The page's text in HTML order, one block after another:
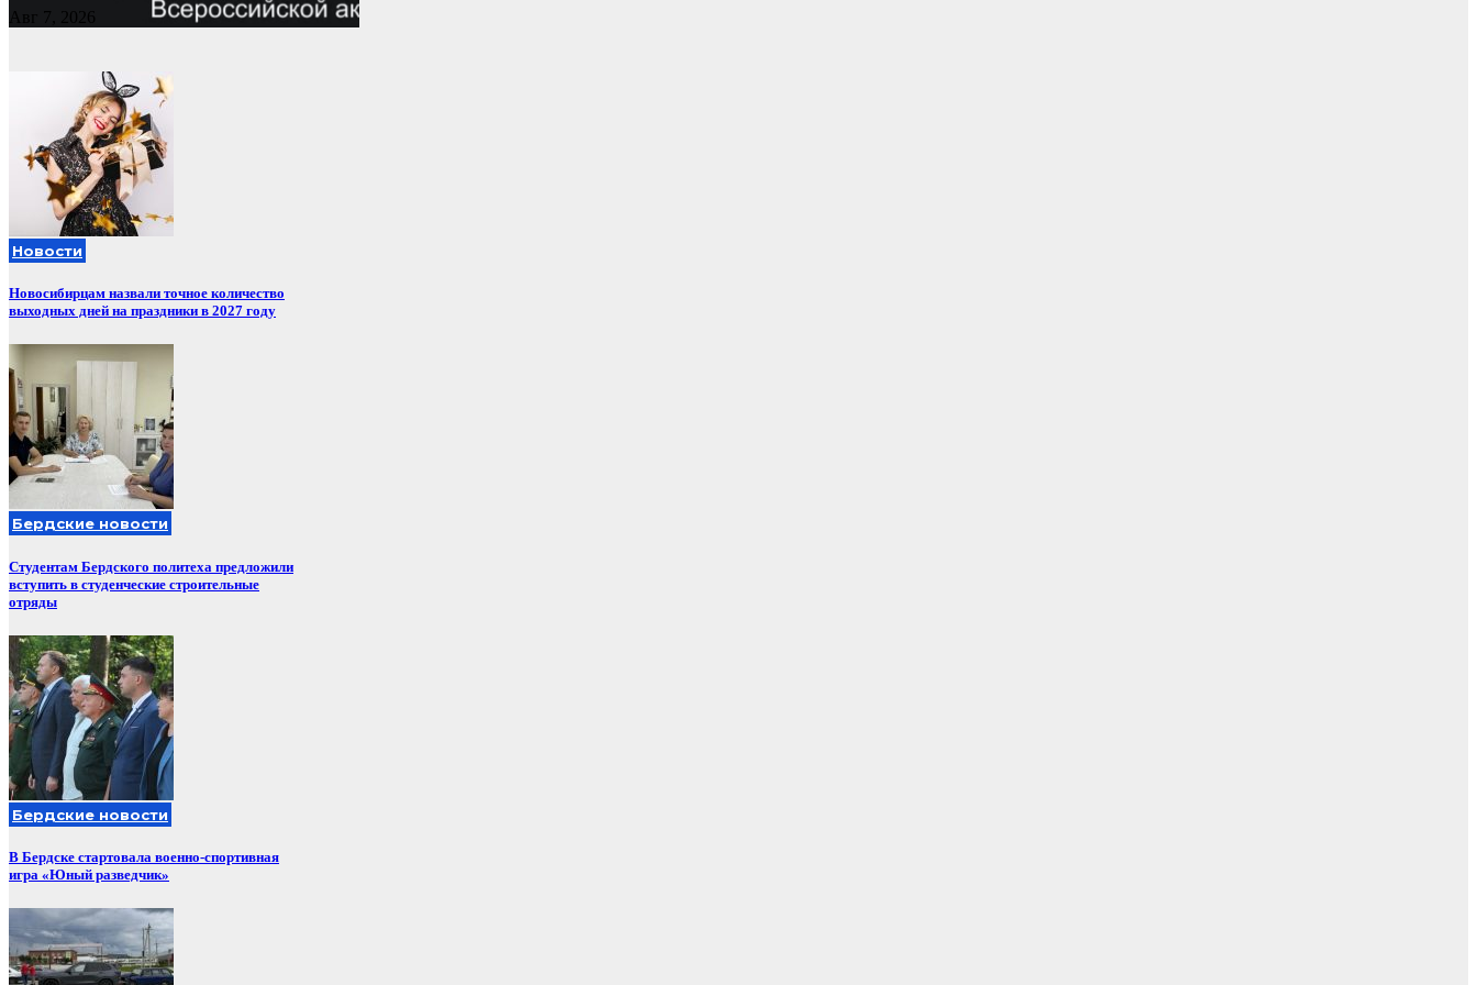
Авг 7, 2026
Новости
Новосибирцам назвали точное количество
выходных дней на праздники в 2027 году
Бердские новости
Студентам Бердского политеха предложили
вступить в студенческие строительные
отряды
Бердские новости
В Бердске стартовала военно-спортивная
игра «Юный разведчик»